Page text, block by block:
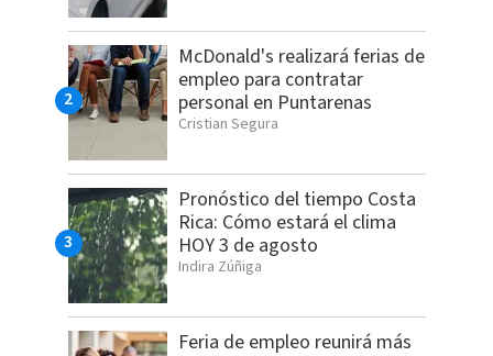
McDonald's realizará ferias de
empleo para contratar
personal en Puntarenas
Cristian Segura
Pronóstico del tiempo Costa
Rica: Cómo estará el clima
HOY 3 de agosto
Indira Zúñiga
Feria de empleo reunirá más